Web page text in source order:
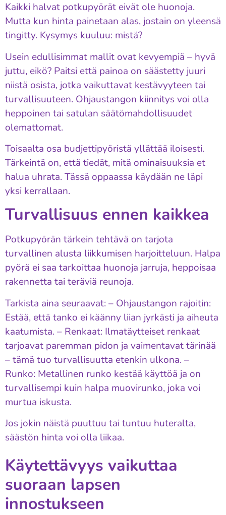
Kaikki halvat potkupyörät eivät ole huonoja.
Mutta kun hinta painetaan alas, jostain on yleensä
tingitty. Kysymys kuuluu: mistä?
Usein edullisimmat mallit ovat kevyempiä – hyvä
juttu, eikö? Paitsi että painoa on säästetty juuri
niistä osista, jotka vaikuttavat kestävyyteen tai
turvallisuuteen. Ohjaustangon kiinnitys voi olla
heppoinen tai satulan säätömahdollisuudet
olemattomat.
Toisaalta osa budjettipyöristä yllättää iloisesti.
Tärkeintä on, että tiedät, mitä ominaisuuksia et
halua uhrata. Tässä oppaassa käydään ne läpi
yksi kerrallaan.
Turvallisuus ennen kaikkea
Potkupyörän tärkein tehtävä on tarjota
turvallinen alusta liikkumisen harjoitteluun. Halpa
pyörä ei saa tarkoittaa huonoja jarruja, heppoisaa
rakennetta tai teräviä reunoja.
Tarkista aina seuraavat: – Ohjaustangon rajoitin:
Estää, että tanko ei käänny liian jyrkästi ja aiheuta
kaatumista. – Renkaat: Ilmatäytteiset renkaat
tarjoavat paremman pidon ja vaimentavat tärinää
– tämä tuo turvallisuutta etenkin ulkona. –
Runko: Metallinen runko kestää käyttöä ja on
turvallisempi kuin halpa muovirunko, joka voi
murtua iskusta.
Jos jokin näistä puuttuu tai tuntuu huteralta,
säästön hinta voi olla liikaa.
Käytettävyys vaikuttaa
suoraan lapsen
innostukseen